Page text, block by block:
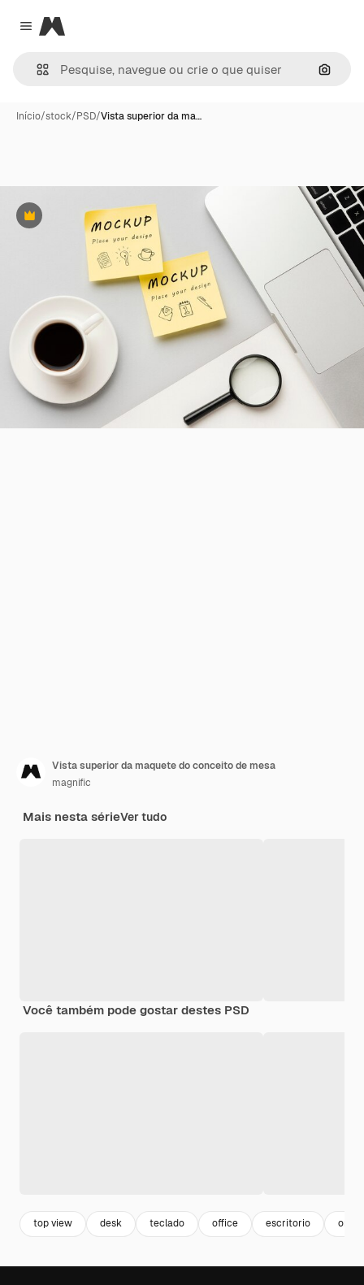
Close menu
Magnific
Início/stock/PSD/Vista superior da ma…
Premium
Vista superior da maquete do conceito de mesa
magnific
Mais nesta sérieVer tudo
Você também pode gostar destes PSD
top view desk teclado office escritorio